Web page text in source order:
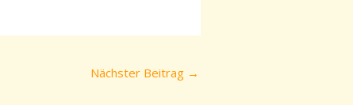
Nächster Beitrag →